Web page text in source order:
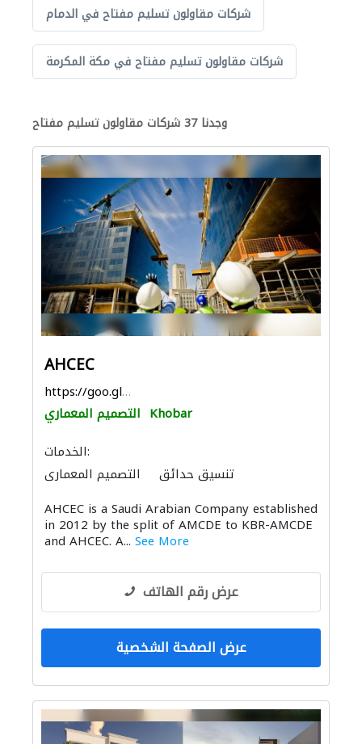
شركات مقاولون تسليم مفتاح في الدمام
شركات مقاولون تسليم مفتاح في مكة المكرمة
وجدنا 37 شركات مقاولون تسليم مفتاح
AHCEC
https://goo.gl/maps/pUWarvW1UTRfFerM8
التصميم المعماري Khobar
الخدمات:
التصميم المعماري
تنسيق حدائق
الصيانة المعلوماتية
توصيل الكابلات وتركيب الشبكات
مقاولون تسليم مفتاح
النمذجة والتصوير ثلاثي الأبعاد
AHCEC is a Saudi Arabian Company established
in 2012 by the split of AMCDE to KBR-AMCDE
and AHCEC. A... See More
عرض رقم الهاتف
عرض الصفحة الشخصية